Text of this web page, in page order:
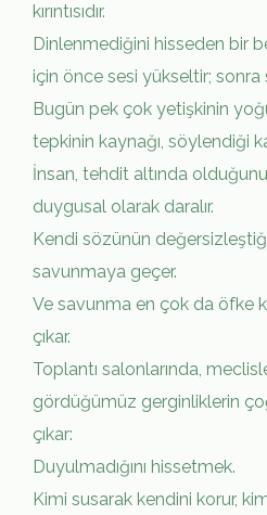
kırıntısıdır.
Dinlenmediğini hisseden bir
için önce sesi yükseltir; sonra
Bugün pek çok yetişkinin
tepkinin kaynağı, söylendiği
İnsan, tehdit altında
duygusal olarak daralır.
Kendi sözünün
savunmaya geçer.
Ve savunma en çok da öfke
çıkar.
Toplantı salonlarında,
gördüğümüz gerginliklerin
çıkar:
Duyulmadığını hissetmek.
Kimi susarak kendini korur,